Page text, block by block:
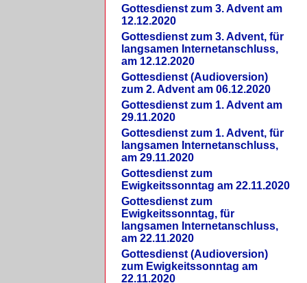
Gottesdienst zum 3. Advent am
12.12.2020
Gottesdienst zum 3. Advent, für
langsamen Internetanschluss,
am 12.12.2020
Gottesdienst (Audioversion)
zum 2. Advent am 06.12.2020
Gottesdienst zum 1. Advent am
29.11.2020
Gottesdienst zum 1. Advent, für
langsamen Internetanschluss,
am 29.11.2020
Gottesdienst zum
Ewigkeitssonntag am 22.11.2020
Gottesdienst zum
Ewigkeitssonntag, für
langsamen Internetanschluss,
am 22.11.2020
Gottesdienst (Audioversion)
zum Ewigkeitssonntag am
22.11.2020